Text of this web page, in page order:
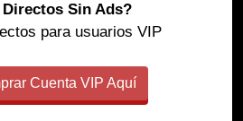
Sin Ads?
para usuarios VIP
Cuenta VIP Aquí